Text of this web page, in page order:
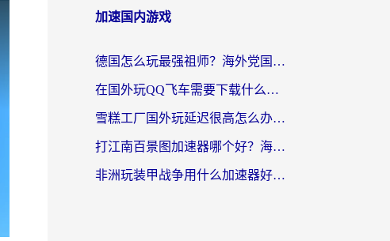
加速国内游戏
德国怎么玩最强祖师？海外党国服游戏加速器选择全攻略（附宝可梦Online实测）
在国外玩QQ飞车需要下载什么加速器呢？海外党亲测有效的国服游戏加速指南
雪糕工厂国外玩延迟很高怎么办？海外玩家国服游戏加速终极攻略（附实测推荐）
打江南百景图加速器哪个好？海外党踩坑N次后，终于找到不卡的秘诀
非洲玩装甲战争用什么加速器好？海外党亲测有效的国服游戏加速方案